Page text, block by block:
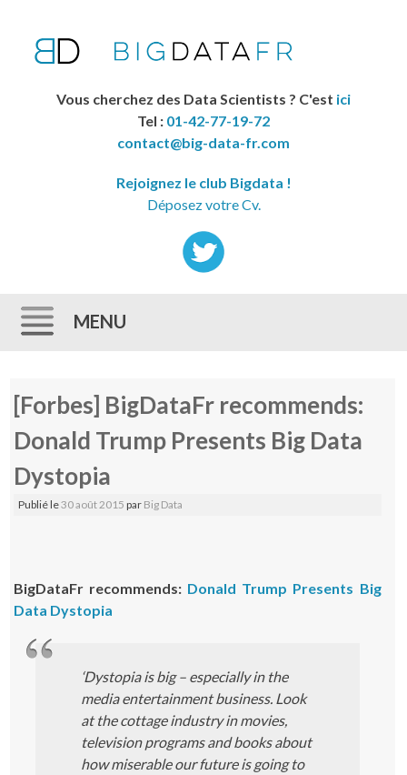
Vous cherchez des Data Scientists ? C'est ici
Tel : 01-42-77-19-72
contact@big-data-fr.com
Rejoignez le club Bigdata !
Déposez votre Cv.
MENU
[Forbes] BigDataFr recommends:
Donald Trump Presents Big Data
Dystopia
Publié le30 août 2015 par Big Data
BigDataFr recommends: Donald Trump Presents Big
Data Dystopia
‘Dystopia is big – especially in the
media entertainment business. Look
at the cottage industry in movies,
television programs and books about
how miserable our future is going to